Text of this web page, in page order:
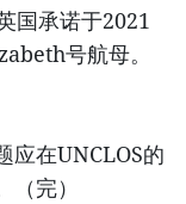
国承诺于2021
号航母。
应在UNCLOS的
完）